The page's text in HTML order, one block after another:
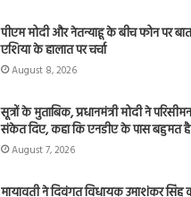
पीएम मोदी और नेतन्याहू के बीच फोन पर
एशिया के हालात पर चर्चा
August 8, 2026
सूत्रों के मुताबिक, प्रधानमंत्री मोदी ने
संकेत दिए, कहा कि एनडीए के पास बहुमत है
August 7, 2026
मायावती ने दिवंगत विधायक उमाशंकर सिंह